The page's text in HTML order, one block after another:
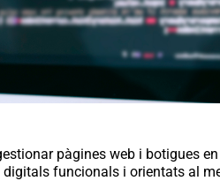
pàgines web i botigues
funcionals i orientats al